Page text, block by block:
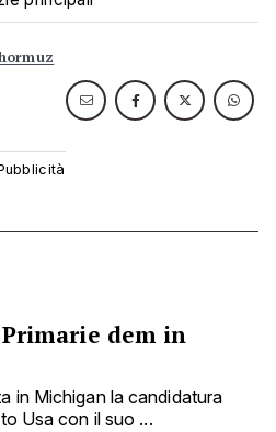
dem in
in Michigan la candidatura
Usa con il suo ...